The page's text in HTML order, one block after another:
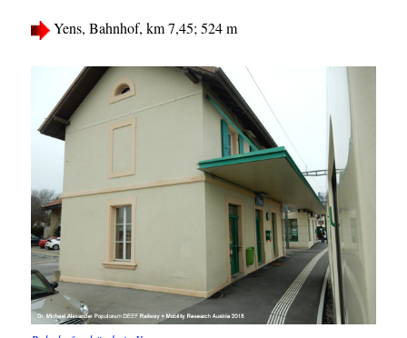
Yens, Bahnhof, km 7,45; 524 m